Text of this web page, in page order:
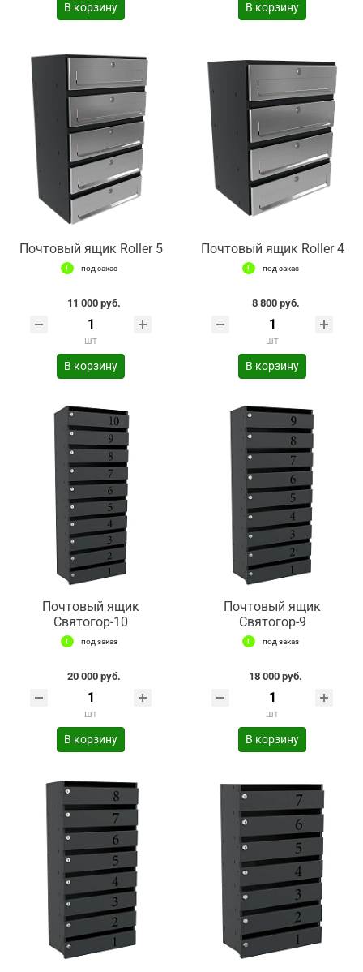
В корзину В корзину
Почтовый ящик Roller 5
под заказ
11 000 руб.
шт
В корзину
Почтовый ящик Roller 4
под заказ
8 800 руб.
шт
В корзину
Почтовый ящик
Святогор-10
под заказ
20 000 руб.
шт
В корзину
Почтовый ящик
Святогор-9
под заказ
18 000 руб.
шт
В корзину